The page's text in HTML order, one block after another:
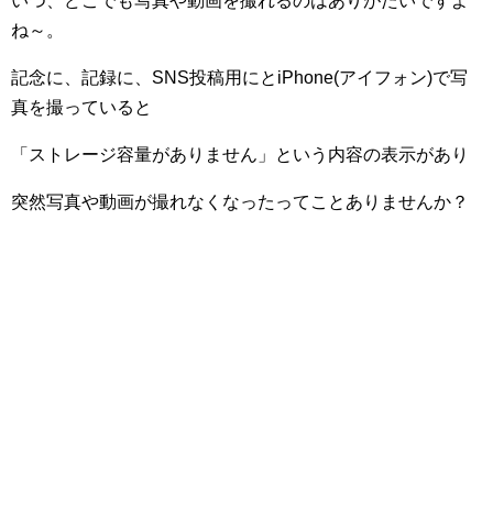
ね～。
記念に、記録に、 SNS投稿用にと iPhone(アイフォン)で写
真を撮っていると
「ストレージ容量がありません」という内容の表示があり
突然写真や動画が撮れなくなったってことありませんか？